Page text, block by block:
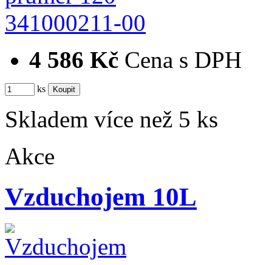
341000211-00
4 586 Kč Cena s DPH
ks
Skladem více než 5 ks
Akce
Vzduchojem 10L